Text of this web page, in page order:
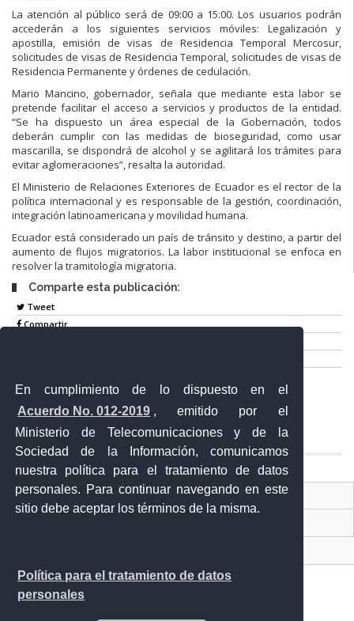
En cumplimiento de lo dispuesto en el
Acuerdo No. 012-2019 , emitido por el
Ministerio de Telecomunicaciones y de la
Sociedad de la Información, comunicamos
nuestra política para el tratamiento de datos
personales. Para continuar navegando en este
sitio debe aceptar los términos de la misma.
Política para el tratamiento de datos
personales
La atención al público será de 09:00 a 15:00. Los usuarios podrán
accederán a los siguientes servicios móviles: Legalización y
apostilla, emisión de visas de Residencia Temporal Mercosur,
solicitudes de visas de Residencia Temporal, solicitudes de visas de
Residencia Permanente y órdenes de cedulación.
Mario Mancino, gobernador, señala que mediante esta labor se
pretende facilitar el acceso a servicios y productos de la entidad.
“Se ha dispuesto un área especial de la Gobernación, todos
deberán cumplir con las medidas de bioseguridad, como usar
mascarilla, se dispondrá de alcohol y se agilitará los trámites para
evitar aglomeraciones”, resalta la autoridad.
El Ministerio de Relaciones Exteriores de Ecuador es el rector de la
política internacional y es responsable de la gestión, coordinación,
integración latinoamericana y movilidad humana.
Ecuador está considerado un país de tránsito y destino, a partir del
aumento de flujos migratorios. La labor institucional se enfoca en
resolver la tramitología migratoria.
Comparte esta publicación:
Tweet
Compartir
Entérate
Contacto Ciudadano Digital